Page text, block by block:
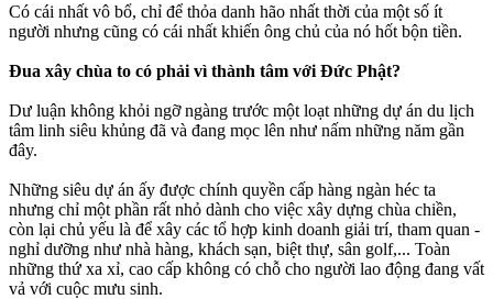
Có cái nhất vô bổ, chỉ để thỏa danh hão nhất thời của một số ít
người nhưng cũng có cái nhất khiến ông chủ của nó hốt bộn tiền.
Đua xây chùa to có phải vì thành tâm với Đức Phật?
Dư luận không khỏi ngỡ ngàng trước một loạt những dự án du lịch
tâm linh siêu khủng đã và đang mọc lên như nấm những năm gần
đây.
Những siêu dự án ấy được chính quyền cấp hàng ngàn héc ta
nhưng chỉ một phần rất nhỏ dành cho việc xây dựng chùa chiền,
còn lại chủ yếu là để xây các tổ hợp kinh doanh giải trí, tham quan -
nghỉ dưỡng như nhà hàng, khách sạn, biệt thự, sân golf,... Toàn
những thứ xa xỉ, cao cấp không có chỗ cho người lao động đang vất
vả với cuộc mưu sinh.